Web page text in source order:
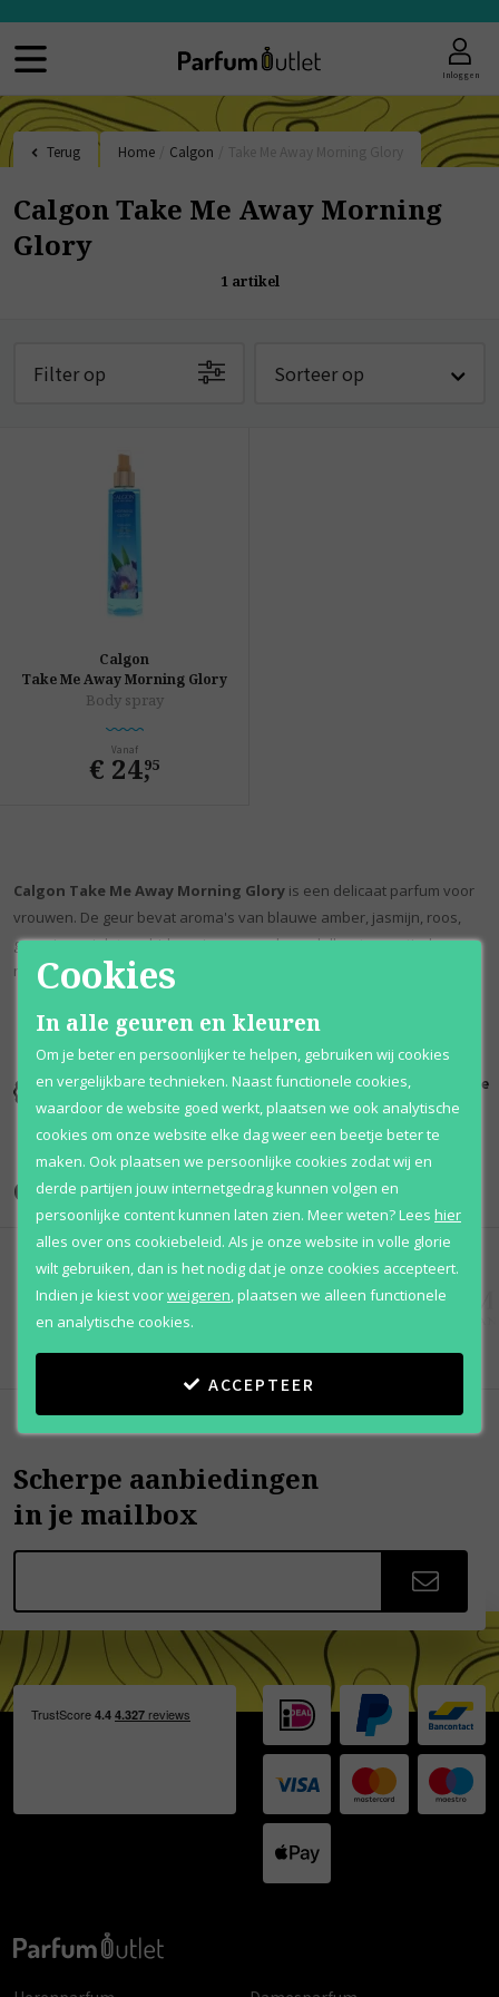
Inloggen
Terug Home Calgon
Calgon Take Me Away Morning
Glory
1 artikel
Filter op Sorteer op
Calgon
Take Me Away Morning Glory
Body spray
Vanaf
€ 24,
95
Calgon Take Me Away Morning Glory is een delicaat parfum voor
vrouwen. De geur bevat aroma's van blauwe amber, jasmijn, roos,
geranium, violet, orchidee, sinaasappel, sandelhout, aquatische
noten en eikenmos. Morning Glory werd gelanceerd in 2003.
Kortingen
tot wel 70%
Al 12 jaar
voordelig
100% originele
parfums
Onze merken
Scherpe aanbiedingen
in je mailbox
Cookies
In alle geuren en kleuren
Om je beter en persoonlijker te helpen, gebruiken wij cookies
en vergelijkbare technieken. Naast functionele cookies,
waardoor de website goed werkt, plaatsen we ook analytische
cookies om onze website elke dag weer een beetje beter te
maken. Ook plaatsen we persoonlijke cookies zodat wij en
derde partijen jouw internetgedrag kunnen volgen en
persoonlijke content kunnen laten zien. Meer weten?Lees hier
alles over ons cookiebeleid. Als je onze website in volle glorie
wilt gebruiken, dan is het nodig dat je onze cookies accepteert.
Indien je kiest voorweigeren plaatsen we alleen functionele
en analytische cookies.
ACCEPTEER